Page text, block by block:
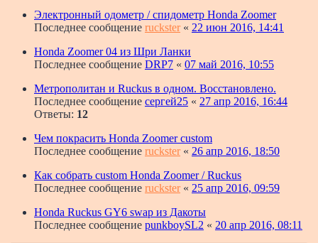
Электронный одометр / спидометр Honda Zoomer
Последнее сообщение ruckster« 22 июн 2016, 14:41
Honda Zoomer 04 из Шри Ланки
Последнее сообщение DRP7 « 07 май 2016, 10:55
Метрополитан и Ruckus в одном. Восстановлено.
Последнее сообщение сергей25 « 27 апр 2016, 16:44
Ответы: 12
Чем покрасить Honda Zoomer custom
Последнее сообщение ruckster« 26 апр 2016, 18:50
Как собрать custom Honda Zoomer / Ruckus
Последнее сообщение ruckster« 25 апр 2016, 09:59
Honda Ruckus GY6 swap из Дакоты
Последнее сообщение punkboySL2 « 20 апр 2016, 08:11